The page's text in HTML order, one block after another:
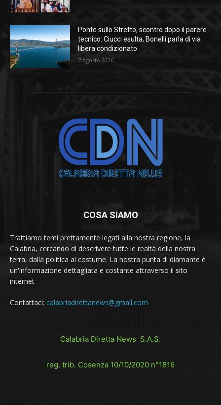
Ponte sullo Stretto, scontro dopo il parere
tecnico: Ciucci esulta, Bonelli parla di via
libera condizionato
7 Agosto 2026
COSA SIAMO
Trattiamo temi prettamente legati alla nostra regione, la
Calabria, cercando di descrivere tutte le realtà della nostra
terra, dalla politica al costume. La nostra punta di diamante è
un'informazione dettagliata e costante attraverso il sito
internet
Contattaci: calabriadirettanews@gmail.com
Calabria Diretta News S.A.S.
reg. trib. Cosenza 10/10/2020 n°1816